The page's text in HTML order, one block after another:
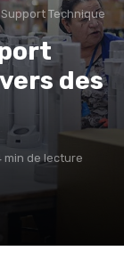
Support Technique
des
min de lecture